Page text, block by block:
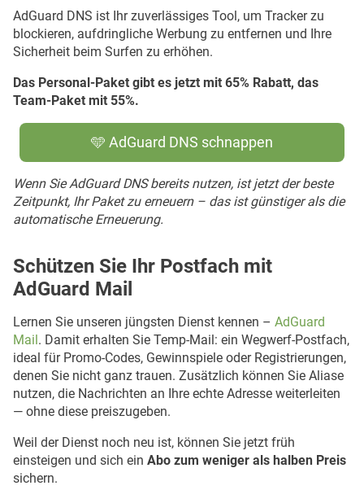
AdGuard DNS ist Ihr zuverlässiges Tool, um Tracker zu
blockieren, aufdringliche Werbung zu entfernen und Ihre
Sicherheit beim Surfen zu erhöhen.
Das Personal-Paket gibt es jetzt mit 65% Rabatt, das
Team-Paket mit 55%.
🩵 AdGuard DNS schnappen
Wenn Sie AdGuard DNS bereits nutzen, ist jetzt der beste
Zeitpunkt, Ihr Paket zu erneuern – das ist günstiger als die
automatische Erneuerung.
Schützen Sie Ihr Postfach mit
AdGuard Mail
Lernen Sie unseren jüngsten Dienst kennen – AdGuard
Mail . Damit erhalten Sie Temp-Mail: ein Wegwerf-Postfach,
ideal für Promo-Codes, Gewinnspiele oder Registrierungen,
denen Sie nicht ganz trauen. Zusätzlich können Sie Aliase
nutzen, die Nachrichten an Ihre echte Adresse weiterleiten
— ohne diese preiszugeben.
Weil der Dienst noch neu ist, können Sie jetzt früh
einsteigen und sich ein Abo zum weniger als halben Preis
sichern.